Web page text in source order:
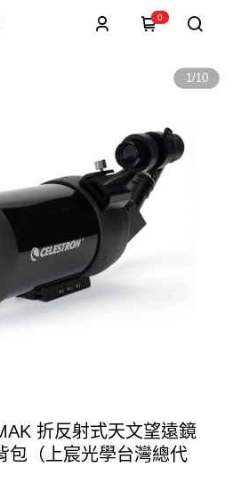
0
1/10
折反射式天文望遠鏡
包（上宸光學台灣總代